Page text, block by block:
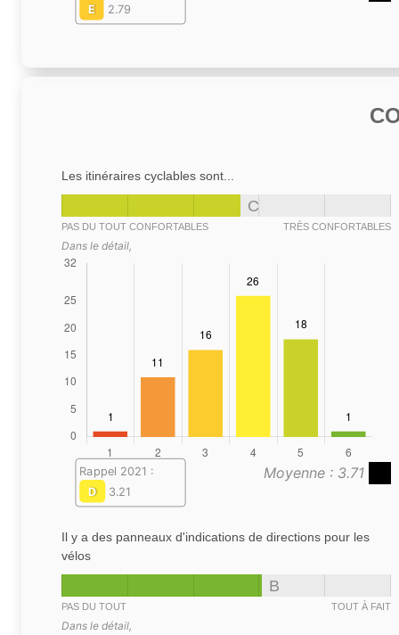
E
2.79
Les itinéraires cyclables sont...
C
PAS DU TOUT CONFORTABLES TRÈS CONFORTABLES
Dans le détail,
Moyenne : 3.71
Rappel 2021 :
D
3.21
Il y a des panneaux d'indications de directions pour les
vélos
B
PAS DU TOUT TOUT À FAIT
Dans le détail,